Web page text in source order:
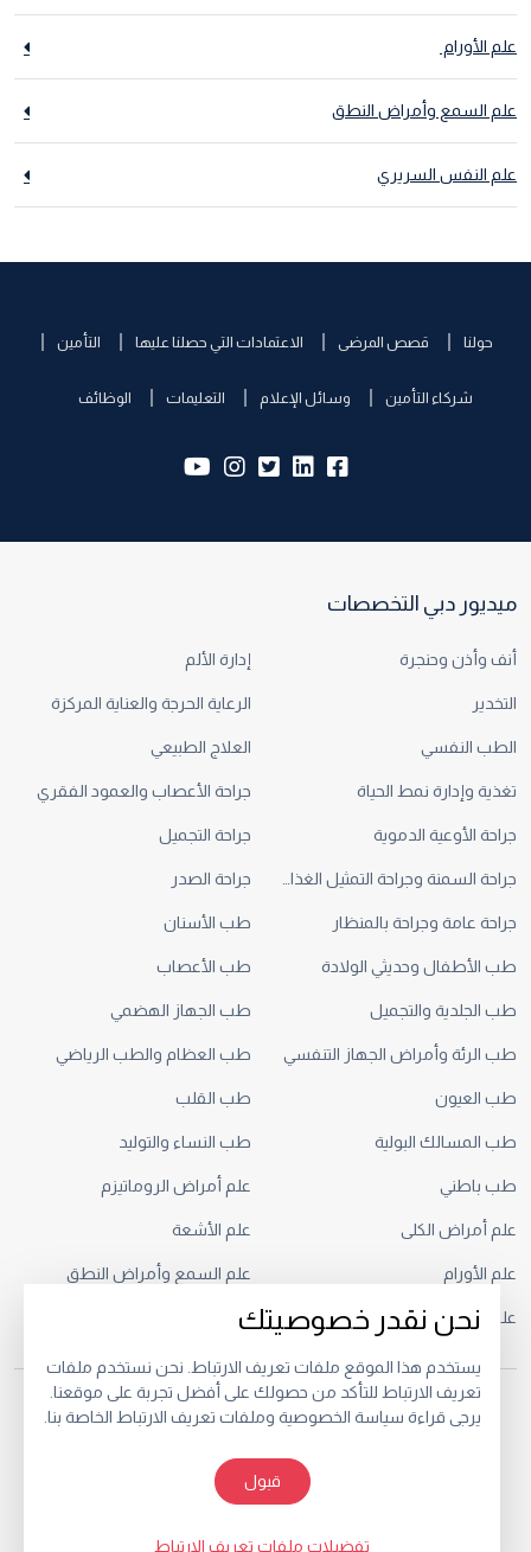
علم الأورام
علم السمع وأمراض النطق
علم النفس السريري
حولنا قصص المرضى الاعتمادات التي حصلنا عليها التأمين
شركاء التأمين وسائل الإعلام التعليمات الوظائف
fb:
lk:
tw:
insta:
yb:
ميديور دبي التخصصات
أنف وأذن وحنجرة إدارة الألم
التخدير الرعاية الحرجة والعناية المركزة
الطب النفسي العلاج الطبيعي
تغذية وإدارة نمط الحياة جراحة الأعصاب والعمود الفقري
جراحة الأوعية الدموية جراحة التجميل
جراحة السمنة وجراحة التمثيل الغذائي جراحة الصدر
جراحة عامة وجراحة بالمنظار طب الأسنان
طب الأطفال وحديثي الولادة طب الأعصاب
طب الجلدية والتجميل طب الجهاز الهضمي
طب الرئة وأمراض الجهاز التنفسي طب العظام والطب الرياضي
طب العيون طب القلب
طب المسالك البولية طب النساء والتوليد
طب باطني علم أمراض الروماتيزم
علم أمراض الكلى علم الأشعة
علم الأورام علم السمع وأمراض النطق
علم النفس السريري
© 2026.
نحن نقدر خصوصيتك
يستخدم هذا الموقع ملفات تعريف الارتباط. نحن نستخدم ملفات
تعريف الارتباط للتأكد من حصولك على أفضل تجربة على موقعنا.
يرجى قراءة سياسة الخصوصية وملفات تعريف الارتباط الخاصة بنا.
قبول
تفضيلات ملفات تعريف الارتباط